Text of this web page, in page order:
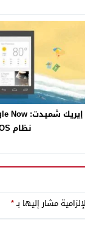
نظام iOS
مشار إليها بـ*